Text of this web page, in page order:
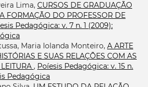
Lima, CURSOS DE GRADUAÇÃO
FORMAÇÃO DO PROFESSOR DE
Pedagógica: v. 7 n. 1 (2009):
Maria Iolanda Monteiro, A ARTE
E SUAS RELAÇÕES COM AS
, Poíesis Pedagógica: v. 15 n.
Pedagógica